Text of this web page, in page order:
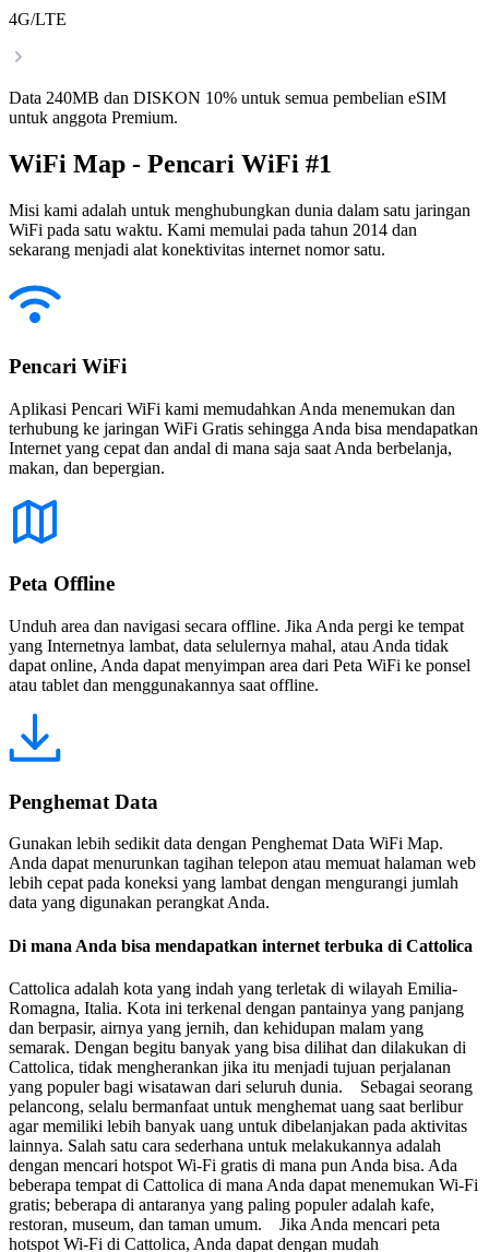
4G/LTE
Data 240MB dan DISKON 10% untuk semua pembelian eSIM
untuk anggota Premium.
WiFi Map - Pencari WiFi #1
Misi kami adalah untuk menghubungkan dunia dalam satu jaringan
WiFi pada satu waktu. Kami memulai pada tahun 2014 dan
sekarang menjadi alat konektivitas internet nomor satu.
Pencari WiFi
Aplikasi Pencari WiFi kami memudahkan Anda menemukan dan
terhubung ke jaringan WiFi Gratis sehingga Anda bisa mendapatkan
Internet yang cepat dan andal di mana saja saat Anda berbelanja,
makan, dan bepergian.
Peta Offline
Unduh area dan navigasi secara offline. Jika Anda pergi ke tempat
yang Internetnya lambat, data selulernya mahal, atau Anda tidak
dapat online, Anda dapat menyimpan area dari Peta WiFi ke ponsel
atau tablet dan menggunakannya saat offline.
Penghemat Data
Gunakan lebih sedikit data dengan Penghemat Data WiFi Map.
Anda dapat menurunkan tagihan telepon atau memuat halaman web
lebih cepat pada koneksi yang lambat dengan mengurangi jumlah
data yang digunakan perangkat Anda.
Di mana Anda bisa mendapatkan internet terbuka di Cattolica
Cattolica adalah kota yang indah yang terletak di wilayah Emilia-
Romagna, Italia. Kota ini terkenal dengan pantainya yang panjang
dan berpasir, airnya yang jernih, dan kehidupan malam yang
semarak. Dengan begitu banyak yang bisa dilihat dan dilakukan di
Cattolica, tidak mengherankan jika itu menjadi tujuan perjalanan
yang populer bagi wisatawan dari seluruh dunia. Sebagai seorang
pelancong, selalu bermanfaat untuk menghemat uang saat berlibur
agar memiliki lebih banyak uang untuk dibelanjakan pada aktivitas
lainnya. Salah satu cara sederhana untuk melakukannya adalah
dengan mencari hotspot Wi-Fi gratis di mana pun Anda bisa. Ada
beberapa tempat di Cattolica di mana Anda dapat menemukan Wi-Fi
gratis; beberapa di antaranya yang paling populer adalah kafe,
restoran, museum, dan taman umum. Jika Anda mencari peta
hotspot Wi-Fi di Cattolica, Anda dapat dengan mudah